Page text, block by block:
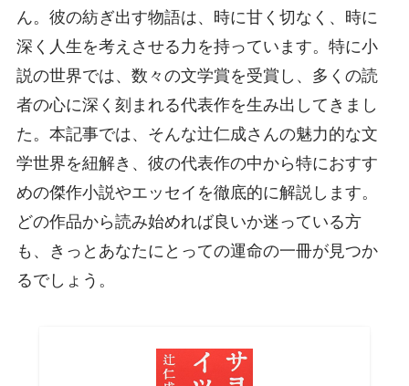
ん。彼の紡ぎ出す物語は、時に甘く切なく、時に
深く人生を考えさせる力を持っています。特に小
説の世界では、数々の文学賞を受賞し、多くの読
者の心に深く刻まれる代表作を生み出してきまし
た。本記事では、そんな辻仁成さんの魅力的な文
学世界を紐解き、彼の代表作の中から特におすす
めの傑作小説やエッセイを徹底的に解説します。
どの作品から読み始めれば良いか迷っている方
も、きっとあなたにとっての運命の一冊が見つか
るでしょう。